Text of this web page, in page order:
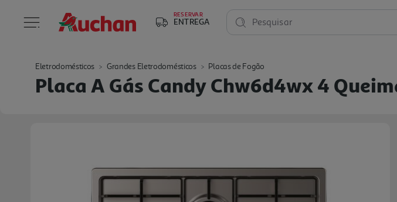
RESERVAR
ENTREGA Pesquisar
Eletrodomésticos Grandes Eletrodomésticos Placas de Fogão
Placa A Gás Candy Chw6d4wx 4